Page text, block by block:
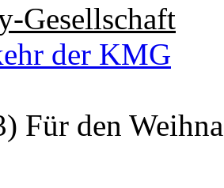
Gesellschaft
der KMG
Für den